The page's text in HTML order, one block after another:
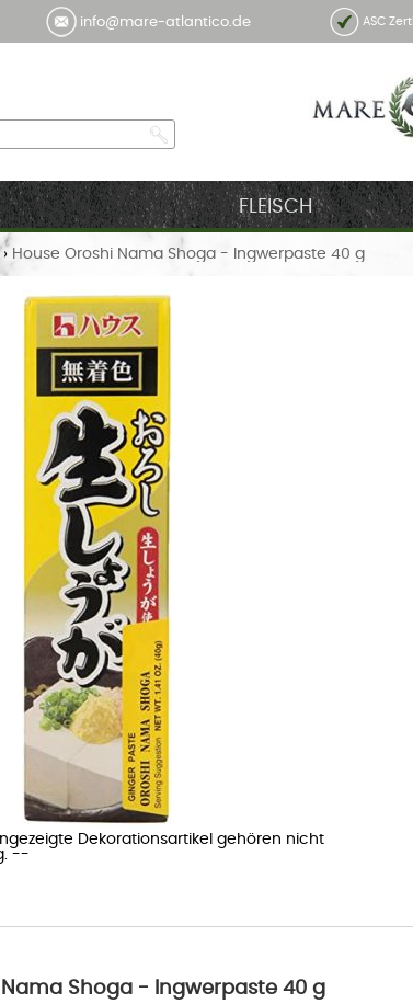
info@mare-atlantico.de ASC
FLEISCH
› House Oroshi Nama Shoga - Ingwerpaste 40 g
Dekorationsartikel gehören nicht
--
Nama Shoga - Ingwerpaste 40 g